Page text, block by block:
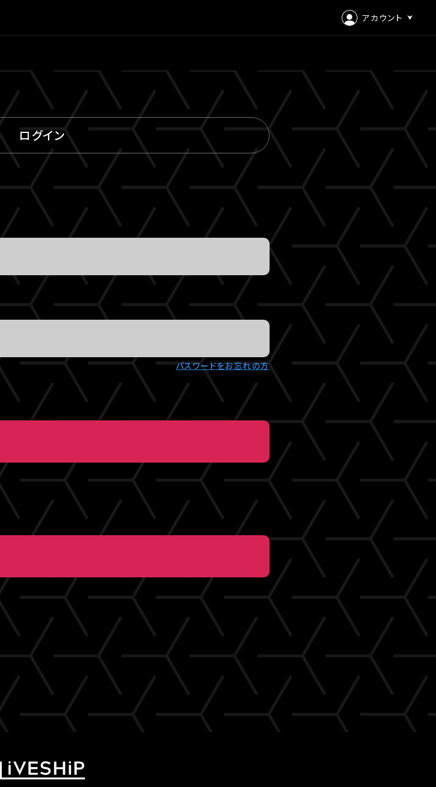
アカウント
会員登録
ログイン
パスワードをお忘れの方